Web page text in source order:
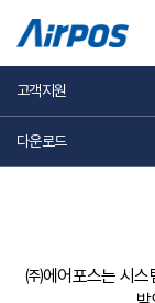
고객지원
다운로드
㈜에어포스는 시스